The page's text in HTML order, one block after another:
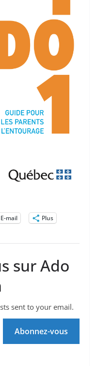
E-mail
Plus
sur Ado
sent to your email.
Abonnez-vous